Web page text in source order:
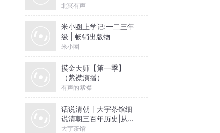
北冥有声
米小圈上学记:一二三年
级 | 畅销出版物
米小圈
摸金天师【第一季】
（紫襟演播）
有声的紫襟
话说清朝丨大宇茶馆细
说清朝三百年历史|从努
尔哈赤到末代皇帝溥仪|
大宇茶馆